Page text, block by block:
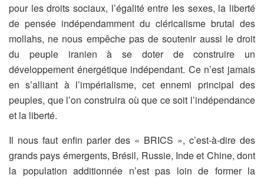
pour les droits sociaux, l’égalité entre les sexes, la liberté
de pensée indépendamment du cléricalisme brutal des
mollahs, ne nous empêche pas de soutenir aussi le droit
du peuple iranien à se doter de construire un
développement énergétique indépendant. Ce n’est jamais
en s’alliant à l’impérialisme, cet ennemi principal des
peuples, que l’on construira où que ce soit l’indépendance
et la liberté.
Il nous faut enfin parler des « BRICS », c’est-à-dire des
grands pays émergents, Brésil, Russie, Inde et Chine, dont
la population additionnée n’est pas loin de former la